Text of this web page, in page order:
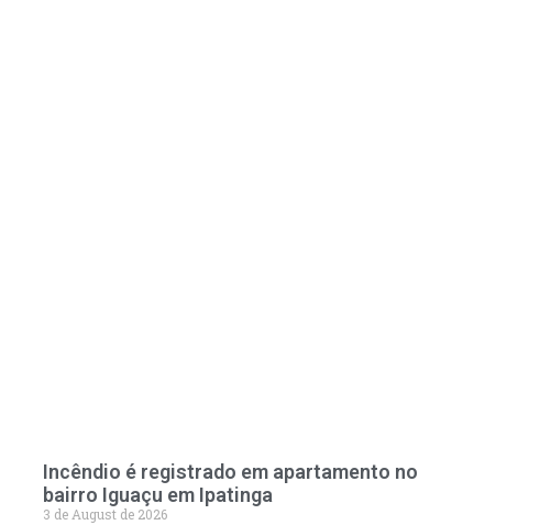
Incêndio é registrado em apartamento no
bairro Iguaçu em Ipatinga
3 de August de 2026